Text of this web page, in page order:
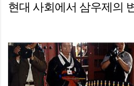
현대 사회에서 삼우제의